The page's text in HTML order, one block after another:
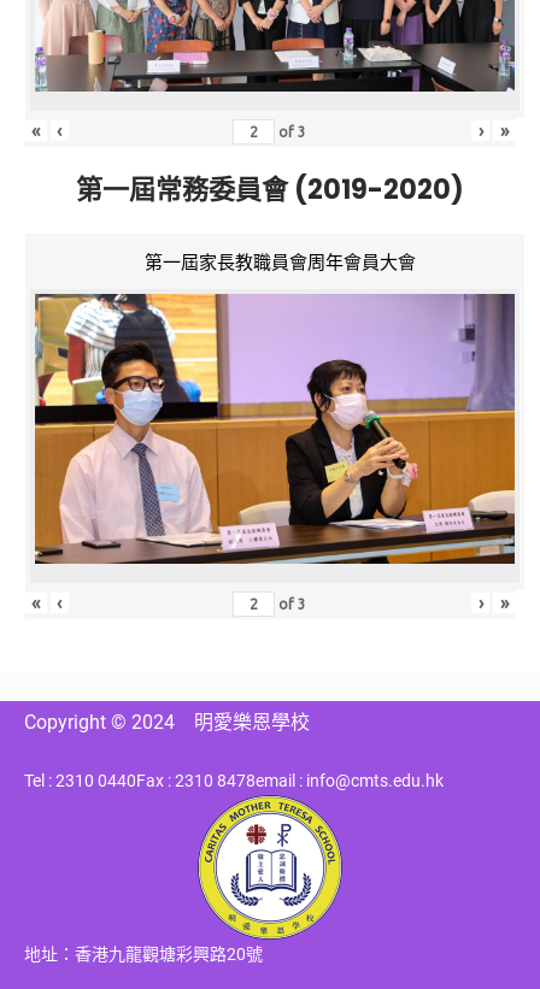
« ‹ of3 › »
第一屆常務委員會 (2019-2020)
第一屆家長教職員會周年會員大會
« ‹ of3 › »
Copyright © 2024 明愛樂恩學校
Tel : 2310 0440Fax : 2310 8478email : info@cmts.edu.hk
地址：香港九龍觀塘彩興路20號